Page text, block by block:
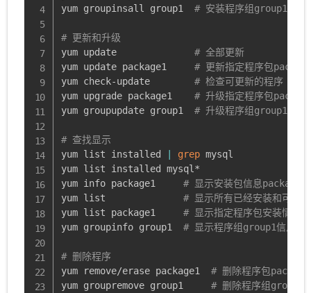
yum groupinsall group1 # 安装程序组group1
# 更新和升级
yum update # 全部更新
yum update package1 # 更新指定程序包
yum check-update # 检查可更新的程序
yum upgrade package1 # 升级指定程序包
yum groupupdate group1 # 升级程序组group1
# 查找显示
yum list installed
grep mysql
yum list installed mysql*
yum info package1 # 显示安装包信息package1
yum list # 显示所有已经安装和可以
yum list package1 # 显示指定程序包安装情况
yum groupinfo group1 # 显示程序组group1信息
# 删除程序
yum remove/erase package1 # 删除程序包
yum groupremove group1 # 删除程序组group1